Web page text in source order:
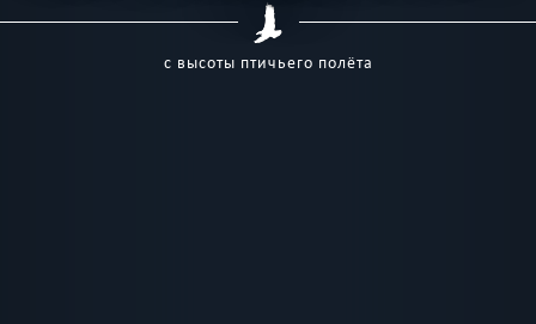
с высоты птичьего полёта